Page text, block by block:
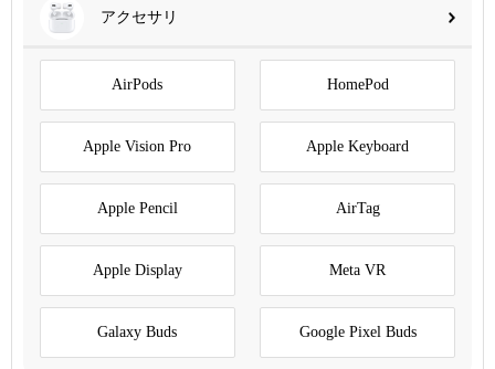
アクセサリ
AirPods HomePod
Apple Vision Pro Apple Keyboard
Apple Pencil AirTag
Apple Display Meta VR
Galaxy Buds Google Pixel Buds